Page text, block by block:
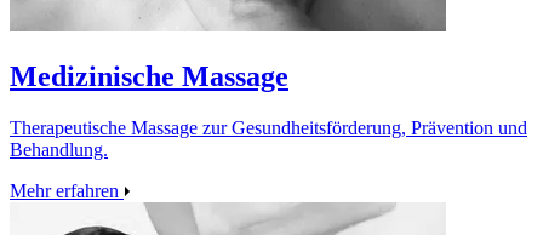
Medizinische Massage
Therapeutische Massage zur Gesundheitsförderung, Prävention und
Behandlung.
Mehr erfahren